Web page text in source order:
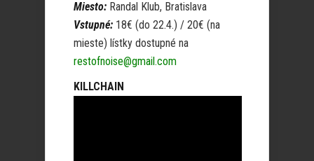
Miesto: Randal Klub, Bratislava
Vstupné: 18€ (do 22.4.) / 20€ (na
mieste) lístky dostupné na
restofnoise@gmail.com
KILLCHAIN